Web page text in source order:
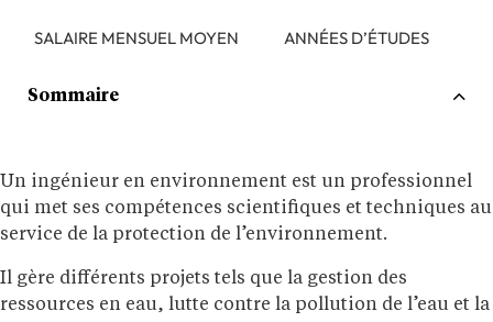
Un ingénieur en environnement est un professionnel
qui met ses compétences scientifiques et techniques au
service de la protection de l’environnement.
Il gère différents projets tels que la gestion des
ressources en eau, lutte contre la pollution de l’eau et la
SALAIRE MENSUEL MOYEN ANNÉES D’ÉTUDES
Sommaire